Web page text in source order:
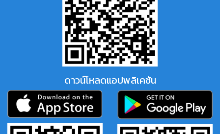
ดาวน์โหลดแอปพลิเคชัน